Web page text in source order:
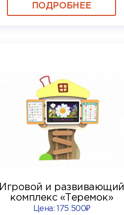
ПОДРОБНЕЕ
Игровой и развивающий
комплекс «Теремок»
Цена: 175 500₽